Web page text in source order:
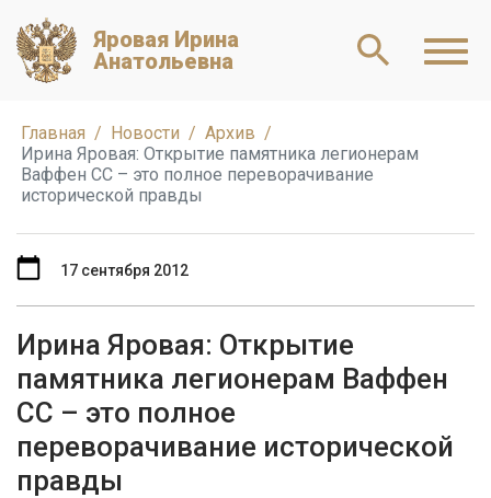
Яровая Ирина
Анатольевна
Главная Новости
Архив
Ирина Яровая: Открытие памятника легионерам
Ваффен СС – это полное переворачивание
исторической правды
Ирина Яровая: Открытие
памятника легионерам Ваффен
СС – это полное
переворачивание исторической
правды
17 сентября 2012